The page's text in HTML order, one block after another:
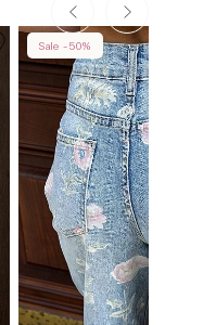
Sale -50%